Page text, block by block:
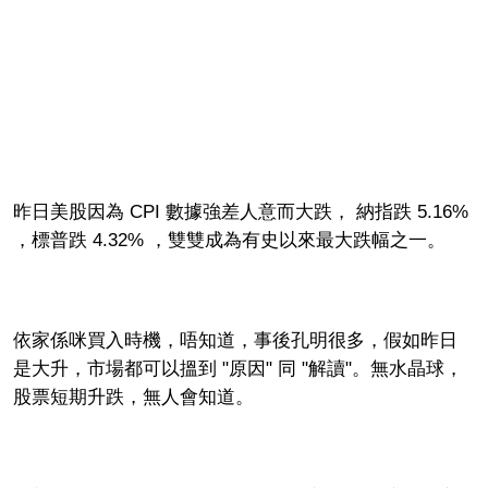
昨日美股因為 CPI 數據強差人意而大跌， 納指跌 5.16%
，標普跌 4.32% ，雙雙成為有史以來最大跌幅之一。
依家係咪買入時機，唔知道，事後孔明很多，假如昨日
是大升，市場都可以搵到 "原因" 同 "解讀"。無水晶球，
股票短期升跌，無人會知道。